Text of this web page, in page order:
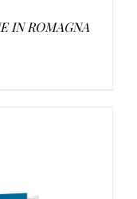
IN ROMAGNA